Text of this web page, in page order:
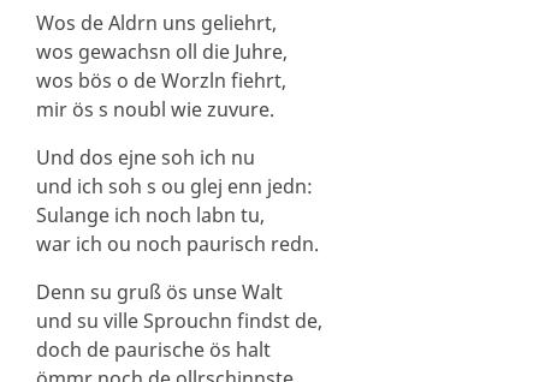
Wos de Aldrn uns geliehrt,
wos gewachsn oll die Juhre,
wos bös o de Worzln fiehrt,
mir ös s noubl wie zuvure.
Und dos ejne soh ich nu
und ich soh s ou glej enn jedn:
Sulange ich noch labn tu,
war ich ou noch paurisch redn.
Denn su gruß ös unse Walt
und su ville Sprouchn findst de,
doch de paurische ös halt